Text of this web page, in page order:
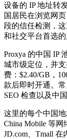
设备的 IP 地址转
国居民在浏览网
段的信任检测，
和社交平台首选的
Proxya 的中国 IP
城市级定位，并
费：$2.40/GB，
款后即时开通。
SEO 检查以及中
这里的每个中国地
China Mobile 等网
JD.com、Tmall